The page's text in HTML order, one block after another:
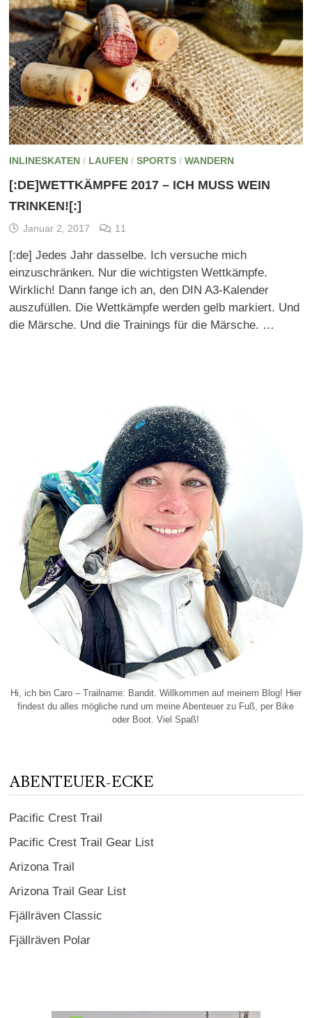
INLINESKATEN/ LAUFEN/ SPORTS/ WANDERN
[:DE]WETTKÄMPFE 2017 – ICH MUSS WEIN
TRINKEN![:]
Januar 2, 2017 11
[:de] Jedes Jahr dasselbe. Ich versuche mich
einzuschränken. Nur die wichtigsten Wettkämpfe.
Wirklich! Dann fange ich an, den DIN A3-Kalender
auszufüllen. Die Wettkämpfe werden gelb markiert. Und
die Märsche. Und die Trainings für die Märsche. …
Hi, ich bin Caro – Trailname: Bandit. Willkommen auf meinem Blog! Hier
findest du alles mögliche rund um meine Abenteuer zu Fuß, per Bike
oder Boot. Viel Spaß!
ABENTEUER-ECKE
Pacific Crest Trail
Pacific Crest Trail Gear List
Arizona Trail
Arizona Trail Gear List
Fjällräven Classic
Fjällräven Polar